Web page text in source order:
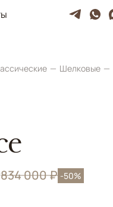
Шелковые
834 000 ₽ -50%